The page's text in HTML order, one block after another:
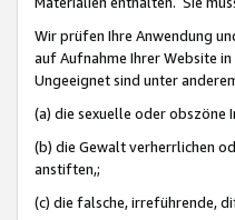
Wir prüfen Ihre Anwendung
auf Aufnahme Ihrer Website
Ungeeignet sind unter
(a) die sexuelle oder obszöne
(b) die Gewalt verherrlichen
anstiften,;
(c) die falsche, irreführende,